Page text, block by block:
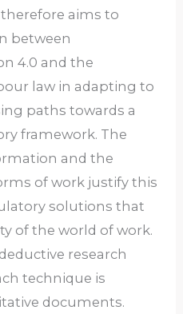
aims to
between
4.0 and the
law in adapting to
paths towards a
framework. The
and the
of work justify this
solutions that
of the world of work.
research
technique is
documents.